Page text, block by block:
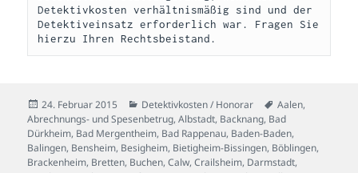
Detektivkosten verhältnismäßig sind und der
Detektiveinsatz erforderlich war. Fragen Sie
hierzu Ihren Rechtsbeistand.
Veröffentlicht
am
24. Februar 2015 Kategorien
Detektivkosten / Honorar Schlagwörter
Aalen,
Abrechnungs- und Spesenbetrug,Albstadt, Backnang, Bad
Dürkheim, Bad Mergentheim, Bad Rappenau, Baden-Baden,
Balingen, Bensheim, Besigheim, Bietigheim-Bissingen, Böblingen,
Brackenheim, Bretten, Buchen,Calw,Crailsheim, Darmstadt,